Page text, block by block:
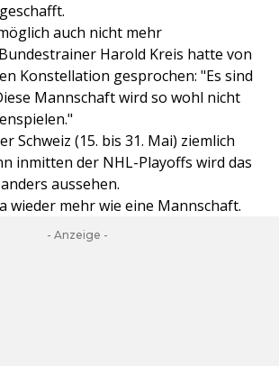
auch nicht mehr
Harold Kreis hatte von
Konstellation gesprochen: "Es sind
Mannschaft wird so wohl nicht
Schweiz (15. bis 31. Mai) ziemlich
inmitten der NHL-Playoffs wird das
aussehen.
wieder mehr wie eine Mannschaft.
- Anzeige -